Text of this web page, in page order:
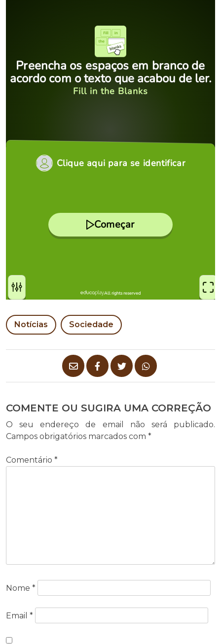
Notícias Sociedade
COMENTE OU SUGIRA UMA CORREÇÃO
O seu endereço de email não será publicado.
Campos obrigatórios marcados com *
Comentário *
Nome *
Email *